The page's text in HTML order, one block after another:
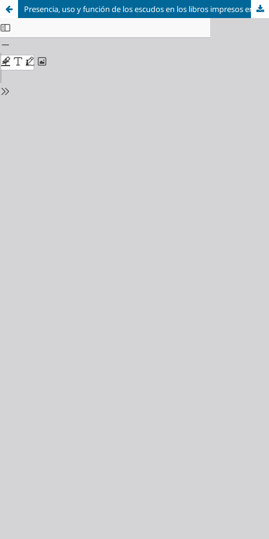
Presencia, uso y función de los escudos en los libros impresos en la Ciudad de México durante el periodo virreinal